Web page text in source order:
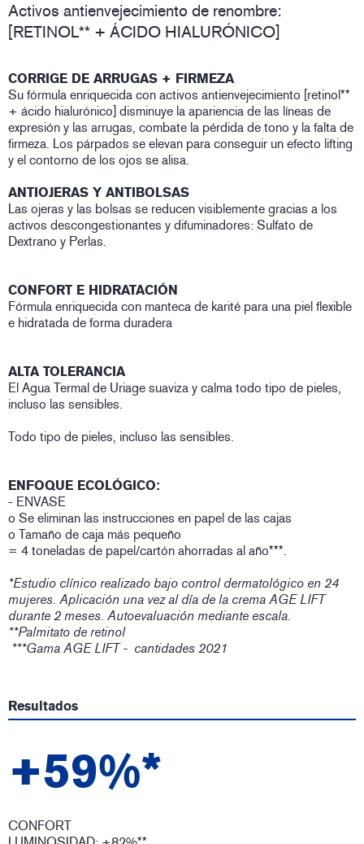
Activos antienvejecimiento de renombre:
[RETINOL** + ÁCIDO HIALURÓNICO]
CORRIGE DE ARRUGAS + FIRMEZA
Su fórmula enriquecida con activos antienvejecimiento [retinol**
+ ácido hialurónico] disminuye la apariencia de las líneas de
expresión y las arrugas, combate la pérdida de tono y la falta de
firmeza. Los párpados se elevan para conseguir un efecto lifting
y el contorno de los ojos se alisa.
ANTIOJERAS Y ANTIBOLSAS
Las ojeras y las bolsas se reducen visiblemente gracias a los
activos descongestionantes y difuminadores: Sulfato de
Dextrano y Perlas.
CONFORT E HIDRATACIÓN
Fórmula enriquecida con manteca de karité para una piel flexible
e hidratada de forma duradera
ALTA TOLERANCIA
El Agua Termal de Uriage suaviza y calma todo tipo de pieles,
incluso las sensibles.
Todo tipo de pieles, incluso las sensibles.
ENFOQUE ECOLÓGICO:
- ENVASE
o Se eliminan las instrucciones en papel de las cajas
o Tamaño de caja más pequeño
= 4 toneladas de papel/cartón ahorradas al año***.
*Estudio clínico realizado bajo control dermatológico en 24
mujeres. Aplicación una vez al día de la crema AGE LIFT
durante 2 meses. Autoevaluación mediante escala.
**Palmitato de retinol
***Gama AGE LIFT - cantidades 2021
Resultados
+59%*
CONFORT